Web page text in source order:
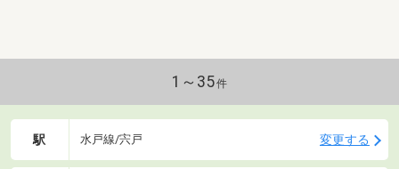
1～35件
駅 水戸線/宍戸 変更する